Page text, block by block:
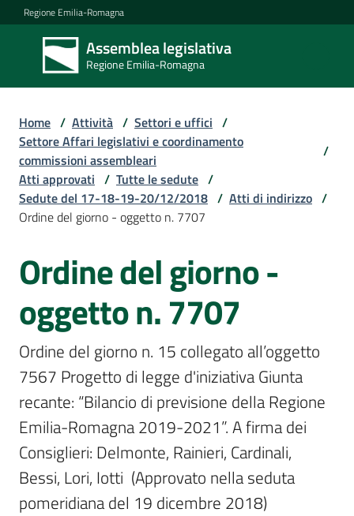
Vai al contenuto
Vai alla navigazione
Vai al footer
Regione Emilia-Romagna
Assemblea legislativa
Regione Emilia-Romagna
Assemblea
legislativa
Regione Emilia-
Assemblea
Per
i
media
Per
i
cittadini
Home / Attività / Settori e uffici /
Settore Affari legislativi e coordinamento
commissioni assembleari
/
Atti approvati / Tutte le sedute /
Sedute del 17-18-19-20/12/2018 / Atti di indirizzo /
Ordine del giorno - oggetto n. 7707
Ordine del giorno -
oggetto n. 7707
Ordine del giorno n. 15 collegato all’oggetto
7567 Progetto di legge d'iniziativa Giunta
recante: “Bilancio di previsione della Regione
Emilia-Romagna 2019-2021”. A firma dei
Consiglieri: Delmonte, Rainieri, Cardinali,
Bessi, Lori, Iotti  (Approvato nella seduta
pomeridiana del 19 dicembre 2018)